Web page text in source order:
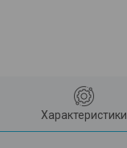
Характеристики